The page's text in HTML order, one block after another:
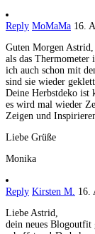
Reply MoMaMa 16.
Guten Morgen Astrid,
als das Thermometer
ich auch schon mit
sind sie wieder
Deine Herbstdeko ist
es wird mal wieder
Zeigen und
Liebe Grüße
Monika
Reply Kirsten M. 16.
Liebe Astrid,
dein neues Blogoutfit